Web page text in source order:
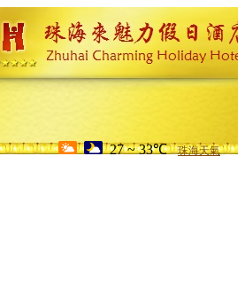
27 ~ 33℃ 珠海天氣